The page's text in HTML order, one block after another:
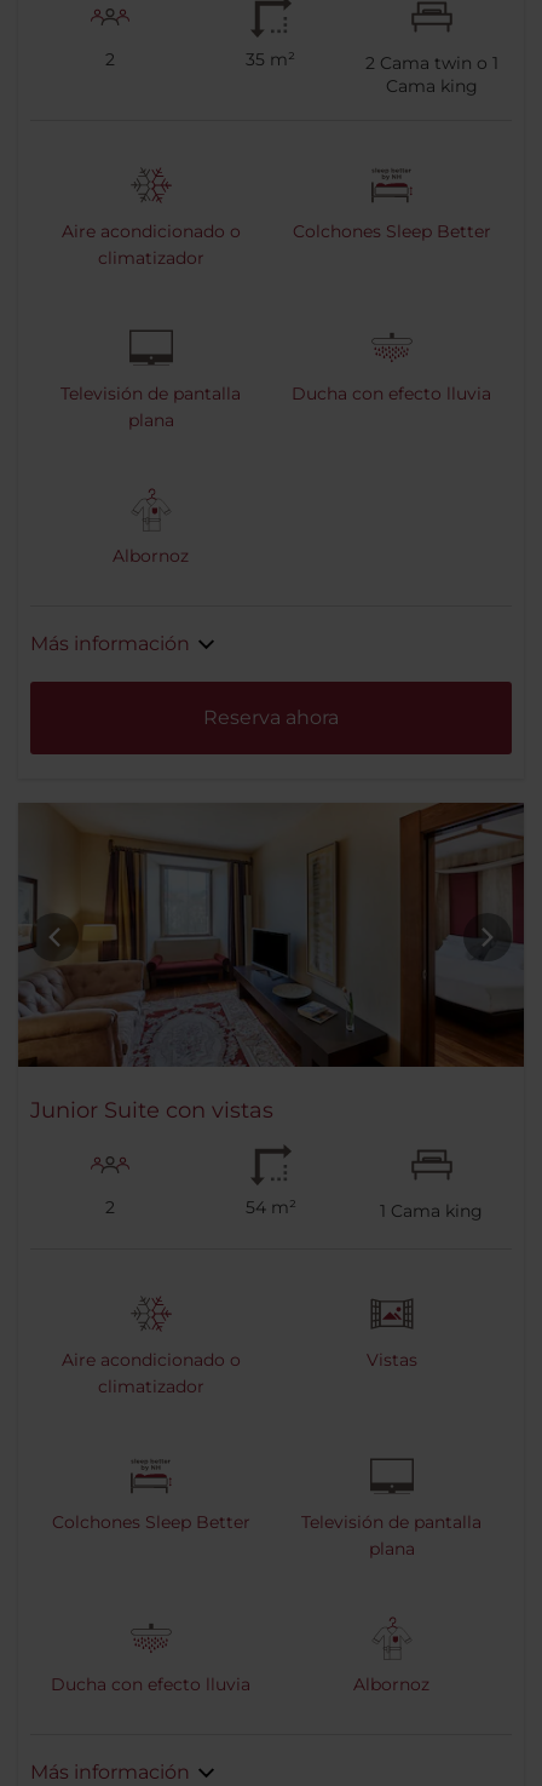
2 35 m² 2 Cama twin o 1
Cama king
Aire acondicionado o
climatizador
Colchones Sleep Better
Televisión de pantalla
plana
Ducha con efecto lluvia
Albornoz
Más información
Reserva ahora
Junior Suite con vistas
2 54 m² 1 Cama king
Aire acondicionado o
climatizador
Vistas
Colchones Sleep Better
Televisión de pantalla
plana
Ducha con efecto lluvia Albornoz
Más información